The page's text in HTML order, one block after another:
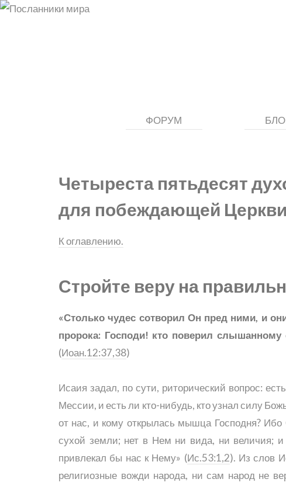
ФОРУМ
Четыреста пятьдесят
для побеждающей Церкви
К оглавлению.
Стройте веру на
«Столько чудес сотворил Он пред ними, и
пророка: Господи! кто поверил
(Иоан.12:37,38)
Исаия задал, по сути, риторический вопрос:
Мессии, и есть ли кто-нибудь, кто узнал силу
от нас, и кому открылась мышца Господня?
сухой земли; нет в Нем ни вида, ни величия;
привлекал бы нас к Нему» (Ис.53:1,2). Из слов
религиозные вожди народа, ни сам народ не